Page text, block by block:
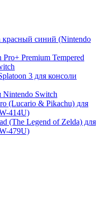
красный синий (Nintendo
Pro+ Premium Tempered
3 для консоли
Nintendo Switch
(Lucario & Pikachu) для
414U)
(The Legend of Zelda) для
479U)